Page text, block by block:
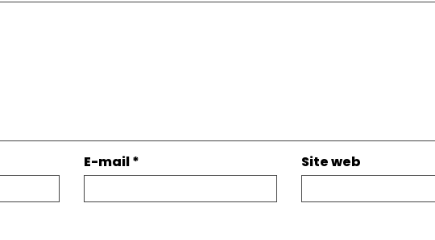
E-mail* Site web